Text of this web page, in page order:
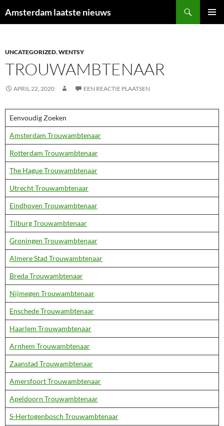
naar
Amsterdam laatste nieuws
UNCATEGORIZED,WENTSY
TROUWAMBTENAAR
APRIL 22, 2020 EEN REACTIE PLAATSEN
Eenvoudig Zoeken
Amsterdam Trouwambtenaar
Rotterdam Trouwambtenaar
The Hague Trouwambtenaar
Utrecht Trouwambtenaar
Eindhoven Trouwambtenaar
Tilburg Trouwambtenaar
Groningen Trouwambtenaar
Almere Stad Trouwambtenaar
Breda Trouwambtenaar
Nijmegen Trouwambtenaar
Enschede Trouwambtenaar
Haarlem Trouwambtenaar
Arnhem Trouwambtenaar
Zaanstad Trouwambtenaar
Amersfoort Trouwambtenaar
Apeldoorn Trouwambtenaar
S-Hertogenbosch Trouwambtenaar